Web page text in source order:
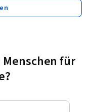
für